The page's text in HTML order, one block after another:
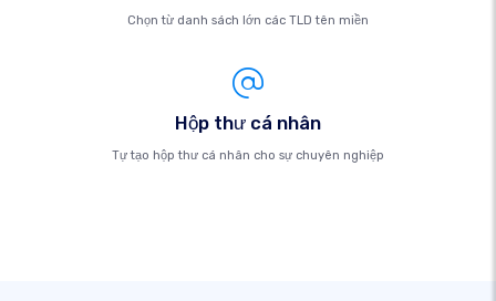
Chọn từ danh sách lớn các TLD tên miền
Hộp thư cá nhân
Tự tạo hộp thư cá nhân cho sự chuyên nghiệp